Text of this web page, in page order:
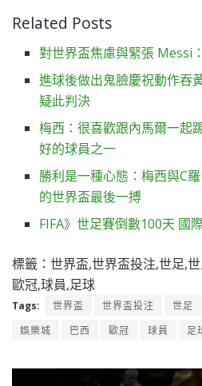
Related Posts
對世界盃焦慮與緊張 Messi
進球後做出鬼臉慶祝動作吞
疑此判決
梅西：很喜歡跟內馬爾一起
好的球員之一
勝利是一種心態：梅西與C
的世界盃最後一搏
FIFA》世足賽倒數100天 國
標籤：世界盃,世界盃投注,世足,
歐冠,球員,足球
Tags: 世界盃 世界盃投注 世足
娛樂城
巴西 歐冠 球員 足